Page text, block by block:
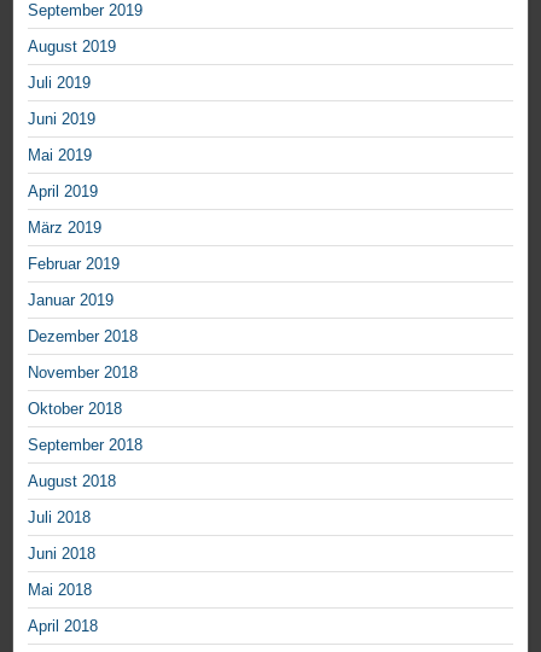
September 2019
August 2019
Juli 2019
Juni 2019
Mai 2019
April 2019
März 2019
Februar 2019
Januar 2019
Dezember 2018
November 2018
Oktober 2018
September 2018
August 2018
Juli 2018
Juni 2018
Mai 2018
April 2018